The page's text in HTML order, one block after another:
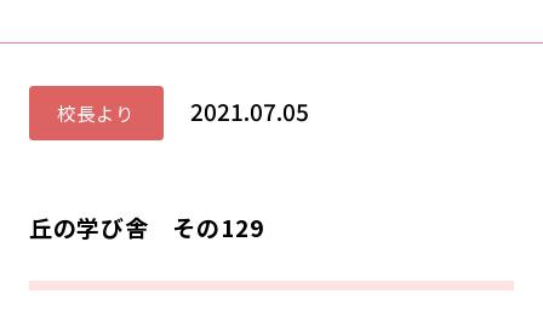
校長より 2021.07.05
丘の学び舎 その129